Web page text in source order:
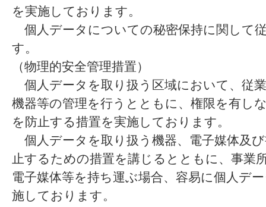
を実施しております。
個人データについての秘密保持に関して
す。
（物理的安全管理措置）
個人データを取り扱う区域において、従
機器等の管理を行うとともに、権限を有し
を防止する措置を実施しております。
個人データを取り扱う機器、電子媒体及
止するための措置を講じるとともに、事業
電子媒体等を持ち運ぶ場合、容易に個人デ
施しております。